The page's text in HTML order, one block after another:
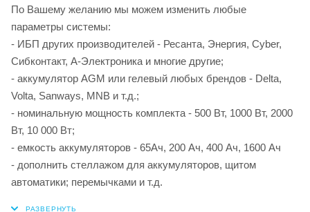
По Вашему желанию мы можем изменить любые
параметры системы:
- ИБП других производителей - Ресанта, Энергия, Cyber,
Сибконтакт, А-Электроника и многие другие;
- аккумулятор AGM или гелевый любых брендов - Delta,
Volta, Sanways, MNB и т.д.;
- номинальную мощность комплекта - 500 Вт, 1000 Вт, 2000
Вт, 10 000 Вт;
- емкость аккумуляторов - 65Ач, 200 Ач, 400 Ач, 1600 Ач
- дополнить стеллажом для аккумуляторов, щитом
автоматики; перемычками и т.д.